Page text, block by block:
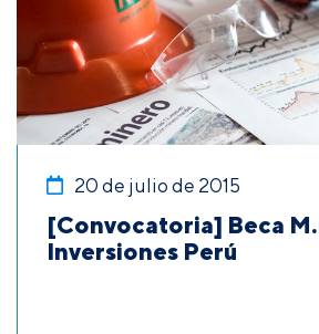
20 de julio de 2015
[Convocatoria] Beca
Inversiones Perú